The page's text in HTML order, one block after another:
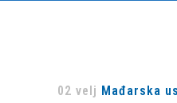
02 velj Mađarska